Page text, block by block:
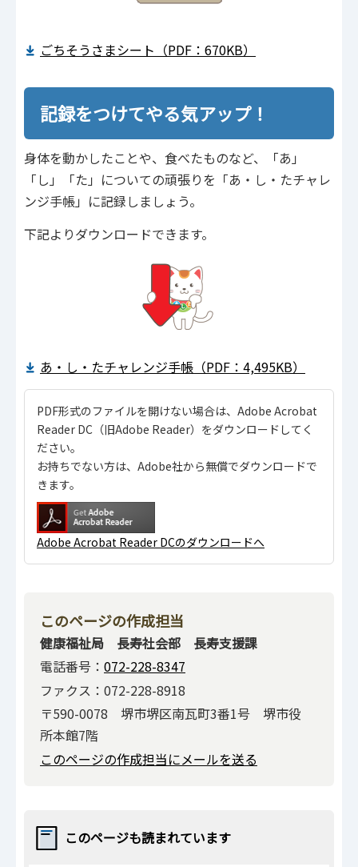
ごちそうさまシート（PDF：670KB）
記録をつけてやる気アップ！
身体を動かしたことや、食べたものなど、「あ」
「し」「た」についての頑張りを「あ・し・たチャレ
ンジ手帳」に記録しましょう。
下記よりダウンロードできます。
あ・し・たチャレンジ手帳（PDF：4,495KB）
PDF形式のファイルを開けない場合は、Adobe Acrobat
Reader DC（旧Adobe Reader）をダウンロードしてく
ださい。
お持ちでない方は、Adobe社から無償でダウンロードで
きます。
Adobe Acrobat Reader DCのダウンロードへ
このページの作成担当
健康福祉局 長寿社会部 長寿支援課
電話番号： 072-228-8347
ファクス：072-228-8918
〒590-0078 堺市堺区南瓦町3番1号 堺市役
所本館7階
このページの作成担当にメールを送る
このページも読まれています